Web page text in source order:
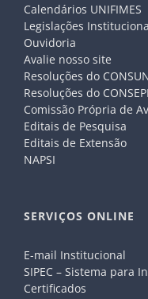
Calendários UNIFIMES
Legislações
Ouvidoria
Avalie nosso site
Resoluções do
Resoluções do
Comissão Própria de
Editais de Pesquisa
Editais de Extensão
NAPSI
SERVIÇOS ONLINE
E-mail Institucional
SIPEC – Sistema para
Certificados